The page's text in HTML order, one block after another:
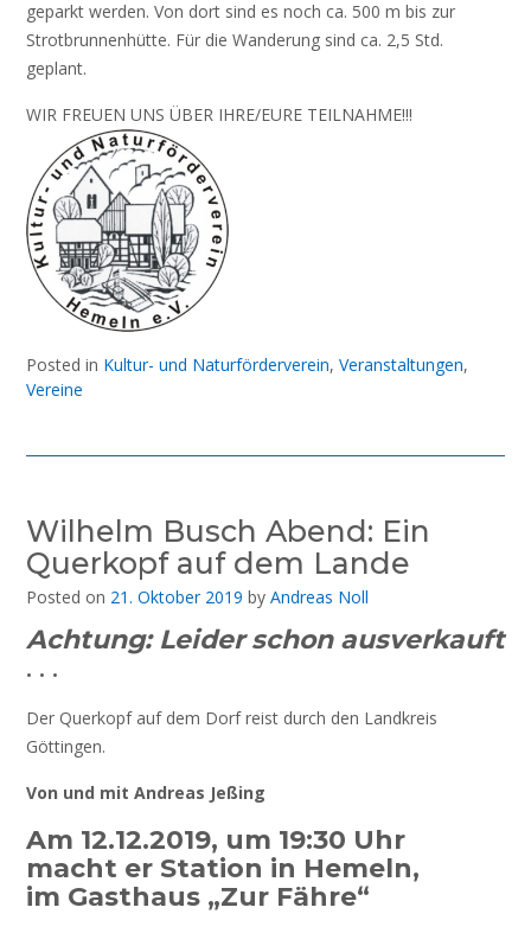
geparkt werden. Von dort sind es noch ca. 500 m bis zur
Strotbrunnenhütte. Für die Wanderung sind ca. 2,5 Std.
geplant.
WIR FREUEN UNS ÜBER IHRE/EURE TEILNAHME!!!
Posted in Kultur- und Naturförderverein, Veranstaltungen,
Vereine
Wilhelm Busch Abend: Ein
Querkopf auf dem Lande
Posted on 21. Oktober 2019 by Andreas Noll
Achtung: Leider schon ausverkauft
. . .
Der Querkopf auf dem Dorf reist durch den Landkreis
Göttingen.
Von und mit Andreas Jeßing
Am 12.12.2019, um 19:30 Uhr
macht er Station in Hemeln,
im Gasthaus „Zur Fähre“